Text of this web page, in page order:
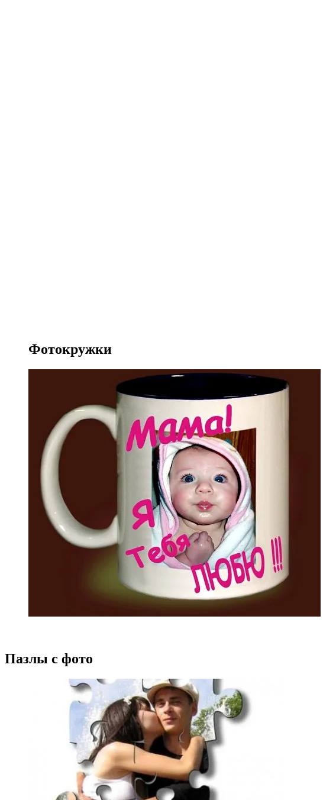
Фотокружки
Пазлы с фото